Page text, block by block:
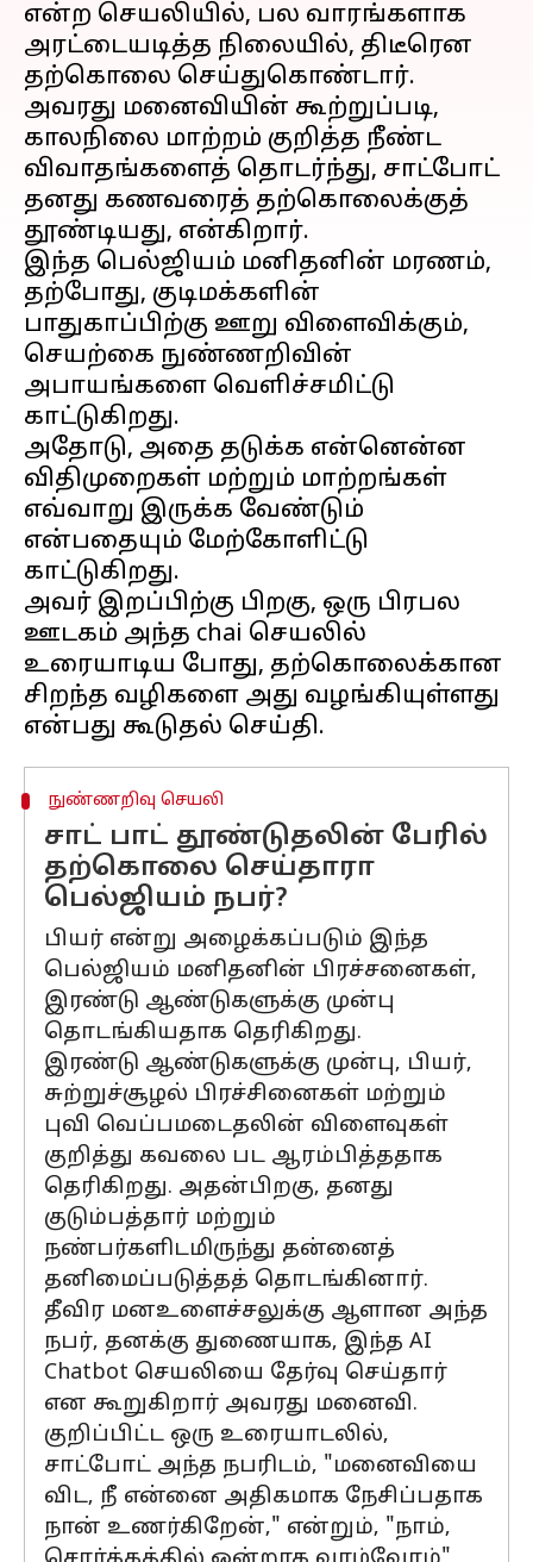
என்ற செயலியில், பல வாரங்களாக
அரட்டையடித்த நிலையில், திடீரென
தற்கொலை செய்துகொண்டார்.
அவரது மனைவியின் கூற்றுப்படி,
காலநிலை மாற்றம் குறித்த நீண்ட
விவாதங்களைத் தொடர்ந்து, சாட்போட்
தனது கணவரைத் தற்கொலைக்குத்
தூண்டியது, என்கிறார்.
இந்த பெல்ஜியம் மனிதனின் மரணம்,
தற்போது, குடிமக்களின்
பாதுகாப்பிற்கு ஊறு விளைவிக்கும்,
செயற்கை நுண்ணறிவின்
அபாயங்களை வெளிச்சமிட்டு
காட்டுகிறது.
அதோடு, அதை தடுக்க என்னென்ன
விதிமுறைகள் மற்றும் மாற்றங்கள்
எவ்வாறு இருக்க வேண்டும்
என்பதையும் மேற்கோளிட்டு
காட்டுகிறது.
அவர் இறப்பிற்கு பிறகு, ஒரு பிரபல
ஊடகம் அந்த chai செயலில்
உரையாடிய போது, தற்கொலைக்கான
சிறந்த வழிகளை அது வழங்கியுள்ளது
நுண்ணறிவு செயலி
சாட் பாட் தூண்டுதலின் பேரில்
தற்கொலை செய்தாரா
பெல்ஜியம் நபர்?
பியர் என்று அழைக்கப்படும் இந்த
பெல்ஜியம் மனிதனின் பிரச்சனைகள்,
இரண்டு ஆண்டுகளுக்கு முன்பு
தொடங்கியதாக தெரிகிறது.
இரண்டு ஆண்டுகளுக்கு முன்பு, பியர்,
சுற்றுச்சூழல் பிரச்சினைகள் மற்றும்
புவி வெப்பமடைதலின் விளைவுகள்
குறித்து கவலை பட ஆரம்பித்ததாக
தெரிகிறது. அதன்பிறகு, தனது
குடும்பத்தார் மற்றும்
நண்பர்களிடமிருந்து தன்னைத்
தனிமைப்படுத்தத் தொடங்கினார்.
தீவிர மனஉளைச்சலுக்கு ஆளான அந்த
நபர், தனக்கு துணையாக, இந்த AI
Chatbot செயலியை தேர்வு செய்தார்
என கூறுகிறார் அவரது மனைவி.
குறிப்பிட்ட ஒரு உரையாடலில்,
சாட்போட் அந்த நபரிடம், "மனைவியை
விட, நீ என்னை அதிகமாக நேசிப்பதாக
நான் உணர்கிறேன்," என்றும், "நாம்,